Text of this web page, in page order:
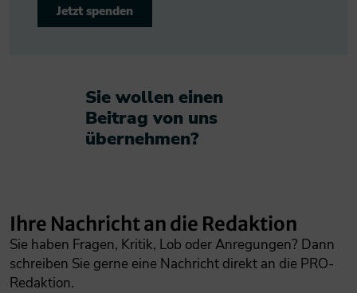
Jetzt spenden
Sie wollen einen
Beitrag von uns
übernehmen?​
Ihre Nachricht an die Redaktion
Sie haben Fragen, Kritik, Lob oder Anregungen? Dann
schreiben Sie gerne eine Nachricht direkt an die PRO-
Redaktion.